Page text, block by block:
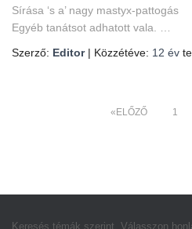
Sírása ‘s a’ nagy mastyx-pattogás
Egyéb tanátsot adhatott vala. …
Szerző: Editor| Közzétéve: 12 év
BejegyzésekELŐZŐ 1
Keresés témák szerint. Válasszon